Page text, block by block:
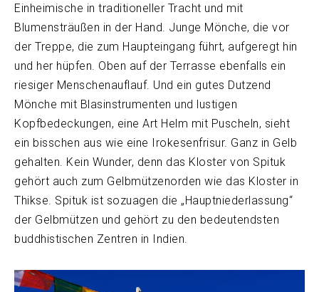
Einheimische in traditioneller Tracht und mit
Blumensträußen in der Hand. Junge Mönche, die vor
der Treppe, die zum Haupteingang führt, aufgeregt hin
und her hüpfen. Oben auf der Terrasse ebenfalls ein
riesiger Menschenauflauf. Und ein gutes Dutzend
Mönche mit Blasinstrumenten und lustigen
Kopfbedeckungen, eine Art Helm mit Puscheln, sieht
ein bisschen aus wie eine Irokesenfrisur. Ganz in Gelb
gehalten. Kein Wunder, denn das Kloster von Spituk
gehört auch zum Gelbmützenorden wie das Kloster in
Thikse. Spituk ist sozuagen die „Hauptniederlassung“
der Gelbmützen und gehört zu den bedeutendsten
buddhistischen Zentren in Indien.